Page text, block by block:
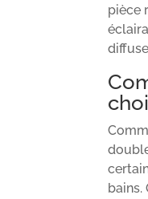
pièce